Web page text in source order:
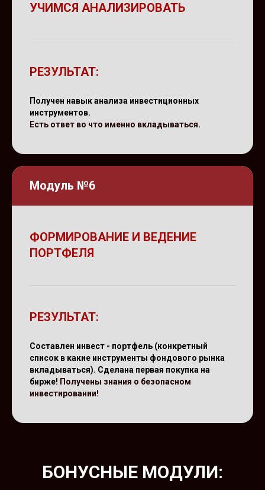
УЧИМСЯ АНАЛИЗИРОВАТЬ
РЕЗУЛЬТАТ:
Получен навык анализа инвестиционных
инструментов.
Есть ответ во что именно вкладываться.
Модуль №6
ФОРМИРОВАНИЕ И ВЕДЕНИЕ
ПОРТФЕЛЯ
РЕЗУЛЬТАТ:
Составлен инвест - портфель (конкретный
список в какие инструменты фондового рынка
вкладываться). Сделана первая покупка на
бирже! Получены знания о безопасном
инвестировании!
БОНУСНЫЕ МОДУЛИ: